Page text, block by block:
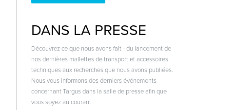
DANS LA PRESSE
Découvrez ce que nous avons fait - du lancement de
nos dernières mallettes de transport et accessoires
techniques aux recherches que nous avons publiées.
Nous vous informons des derniers événements
concernant Targus dans la salle de presse afin que
vous soyez au courant.